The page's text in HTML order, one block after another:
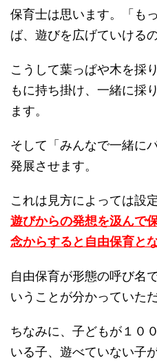
保育士は思います。「も
ば、遊びを広げていける
こうして葉っぱや木を採
もに持ち掛け、一緒に採
ます。
そして「みんなで一緒に
発展させます。
これは見方によっては設
遊びからの発想を汲んで
念からすると自由保育と
自由保育が形態の呼び名
いうことが分かっていた
ちなみに、子どもが１０
いる子、遊べていない子